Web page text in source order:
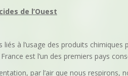
de l’Ouest
à l’usage des produits
est l’un des premiers pays
par l’air que nous